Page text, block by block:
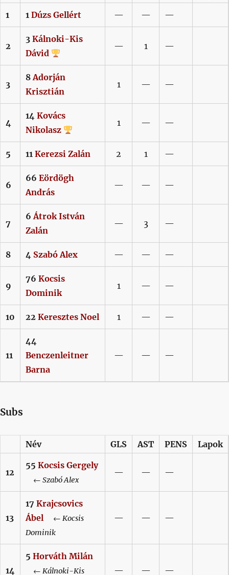
1 1 Dúzs Gellért — — —
2
3 Kálnoki-Kis
Dávid
— 1 —
3
8Adorján
Krisztián
1 — —
4
14 Kovács
Nikolasz
1 — —
5 11 Kerezsi Zalán 2 1 —
6
66 Eördögh
András
— — —
7
6Átrok István
Zalán
— 3 —
8 4 Szabó Alex — — —
9
76 Kocsis
Dominik
1 — —
10 22 Keresztes Noel 1 — —
11
44
Benczenleitner
Barna
— — —
Subs
Név GLS AST PENS Lapok
12
55 Kocsis Gergely
← SzabóAlex
— — —
13
17 Krajcsovics
Ábel
← Kocsis
Dominik
— — —
14
5 Horváth Milán
← Kálnoki-Kis — — —